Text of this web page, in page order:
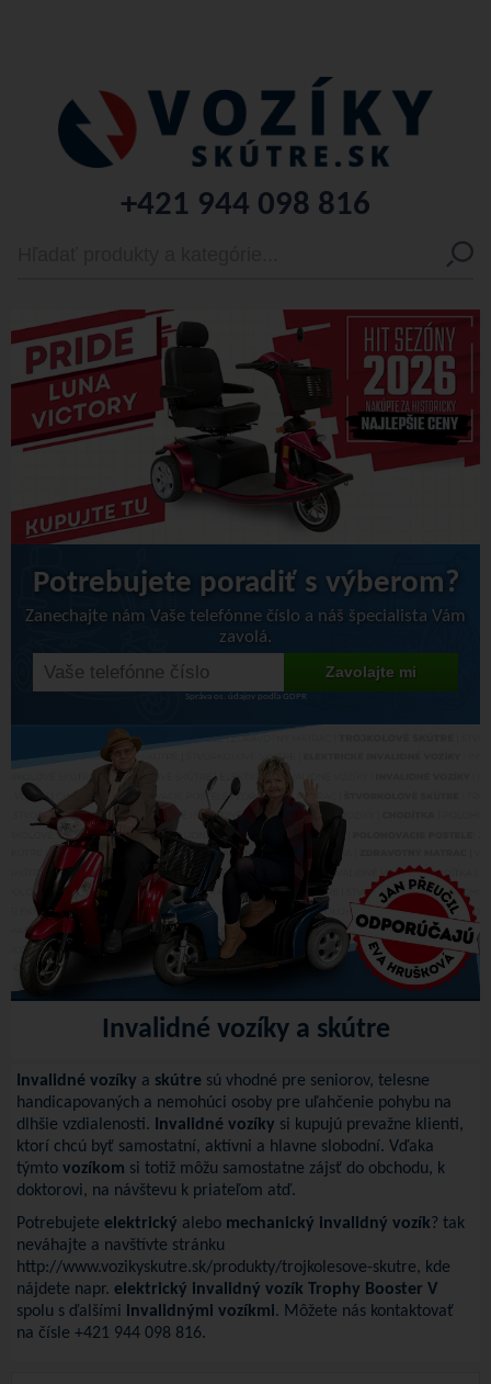
+421 944 098 816
Potrebujete poradiť s výberom?
Zanechajte nám Vaše telefónne číslo a náš špecialista Vám
zavolá.
Správa os. údajov podľa GDPR
Invalidné vozíky a skútre
Invalidné vozíky a skútre sú vhodné pre seniorov, telesne
handicapovaných a nemohúci osoby pre uľahčenie pohybu na
dlhšie vzdialenosti. Invalidné vozíky si kupujú prevažne klienti,
ktorí chcú byť samostatní, aktívni a hlavne slobodní. Vďaka
týmto vozíkom si totiž môžu samostatne zájsť do obchodu, k
doktorovi, na návštevu k priateľom atď.
Potrebujete elektrický alebo mechanický invalidný vozík? tak
neváhajte a navštívte stránku
http://www.vozikyskutre.sk/produkty/trojkolesove-skutre, kde
nájdete napr. elektrický invalidný vozík Trophy Booster V
spolu s ďalšími invalidnými vozíkmi . Môžete nás kontaktovať
na čísle +421 944 098 816.